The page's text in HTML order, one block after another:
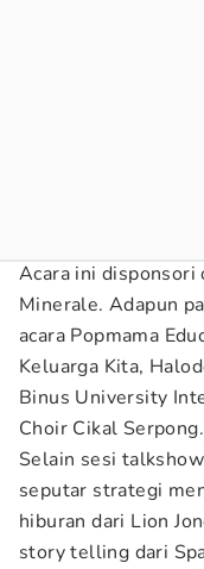
Acara ini disponsori
Minerale. Adapun
acara Popmama
Keluarga Kita,
Binus University
Choir Cikal Serpong.
Selain sesi
seputar strategi
hiburan dari Lion
story telling dari